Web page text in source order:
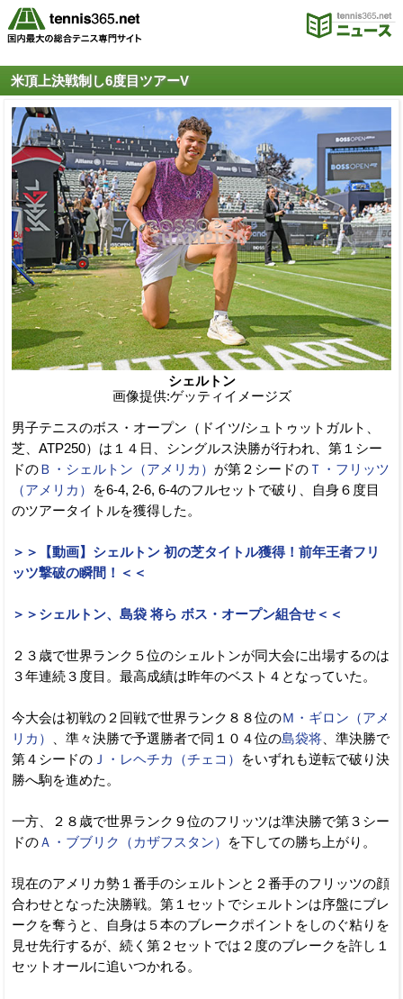
米頂上決戦制し6度目ツアーV
シェルトン
画像提供:ゲッティイメージズ
男子テニスのボス・オープン（ドイツ/シュトゥットガルト、
芝、ATP250）は１４日、シングルス決勝が行われ、第１シー
ドのＢ・シェルトン（アメリカ） が第２シードの Ｔ・フリッツ
（アメリカ）
を6-4, 2-6, 6-4のフルセットで破り、自身６度目
のツアータイトルを獲得した。
＞＞【動画】シェルトン 初の芝タイトル獲得！前年王者フリ
ッツ撃破の瞬間！＜＜
＞＞シェルトン、島袋 将ら ボス・オープン組合せ＜＜
２３歳で世界ランク５位のシェルトンが同大会に出場するのは
３年連続３度目。最高成績は昨年のベスト４となっていた。
今大会は初戦の２回戦で世界ランク８８位のＭ・ギロン（アメ
リカ）
、準々決勝で予選勝者で同１０４位の島袋将 、準決勝で
第４シードの Ｊ・レヘチカ（チェコ）
をいずれも逆転で破り決
勝へ駒を進めた。
一方、２８歳で世界ランク９位のフリッツは準決勝で第３シー
ドのＡ・ブブリク（カザフスタン） を下しての勝ち上がり。
現在のアメリカ勢１番手のシェルトンと２番手のフリッツの顔
合わせとなった決勝戦。第１セットでシェルトンは序盤にブレ
ークを奪うと、自身は５本のブレークポイントをしのぐ粘りを
見せ先行するが、続く第２セットでは２度のブレークを許し１
セットオールに追いつかれる。